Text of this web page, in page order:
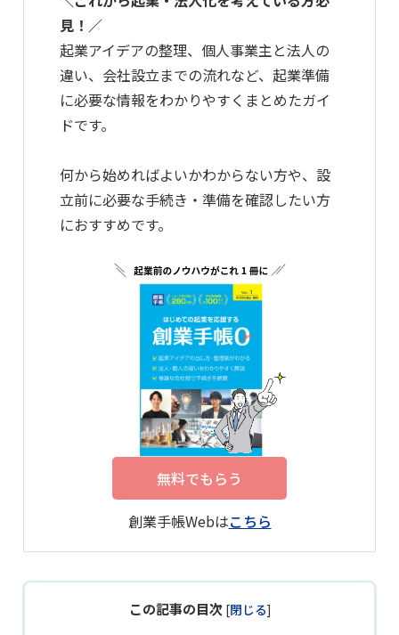
見！／
起業アイデアの整理、個人事業主と法人の
違い、会社設立までの流れなど、起業準備
に必要な情報をわかりやすくまとめたガイ
ドです。
何から始めればよいかわからない方や、設
立前に必要な手続き・準備を確認したい方
におすすめです。
無料でもらう
創業手帳Webはこちら
この記事の目次 [閉じる]